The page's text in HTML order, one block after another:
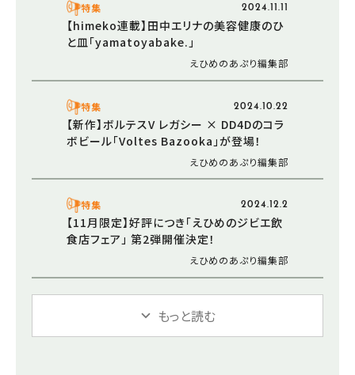
特集 2024.11.11
【himeko連載】田中エリナの美容健康のひ
と皿「yamatoyabake.」
えひめのあぷり編集部
特集 2024.10.22
【新作】ボルテスV レガシー × DD4Dのコラ
ボビール「Voltes Bazooka」が登場！
えひめのあぷり編集部
特集 2024.12.2
【11月限定】好評につき「えひめのジビエ飲
食店フェア」 第2弾開催決定！
えひめのあぷり編集部
もっと読む